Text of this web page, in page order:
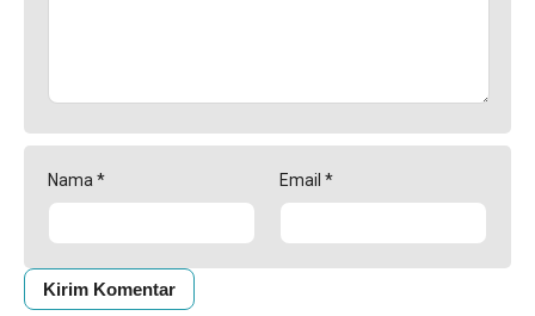
Nama * Email *